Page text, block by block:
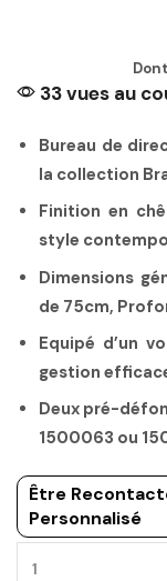
33 vues au
Bureau de
la collection
Finition en
style
Dimensions
de 75cm,
Equipé d’un
gestion
Deux pré-
1500063 ou
Être
Personnalisé